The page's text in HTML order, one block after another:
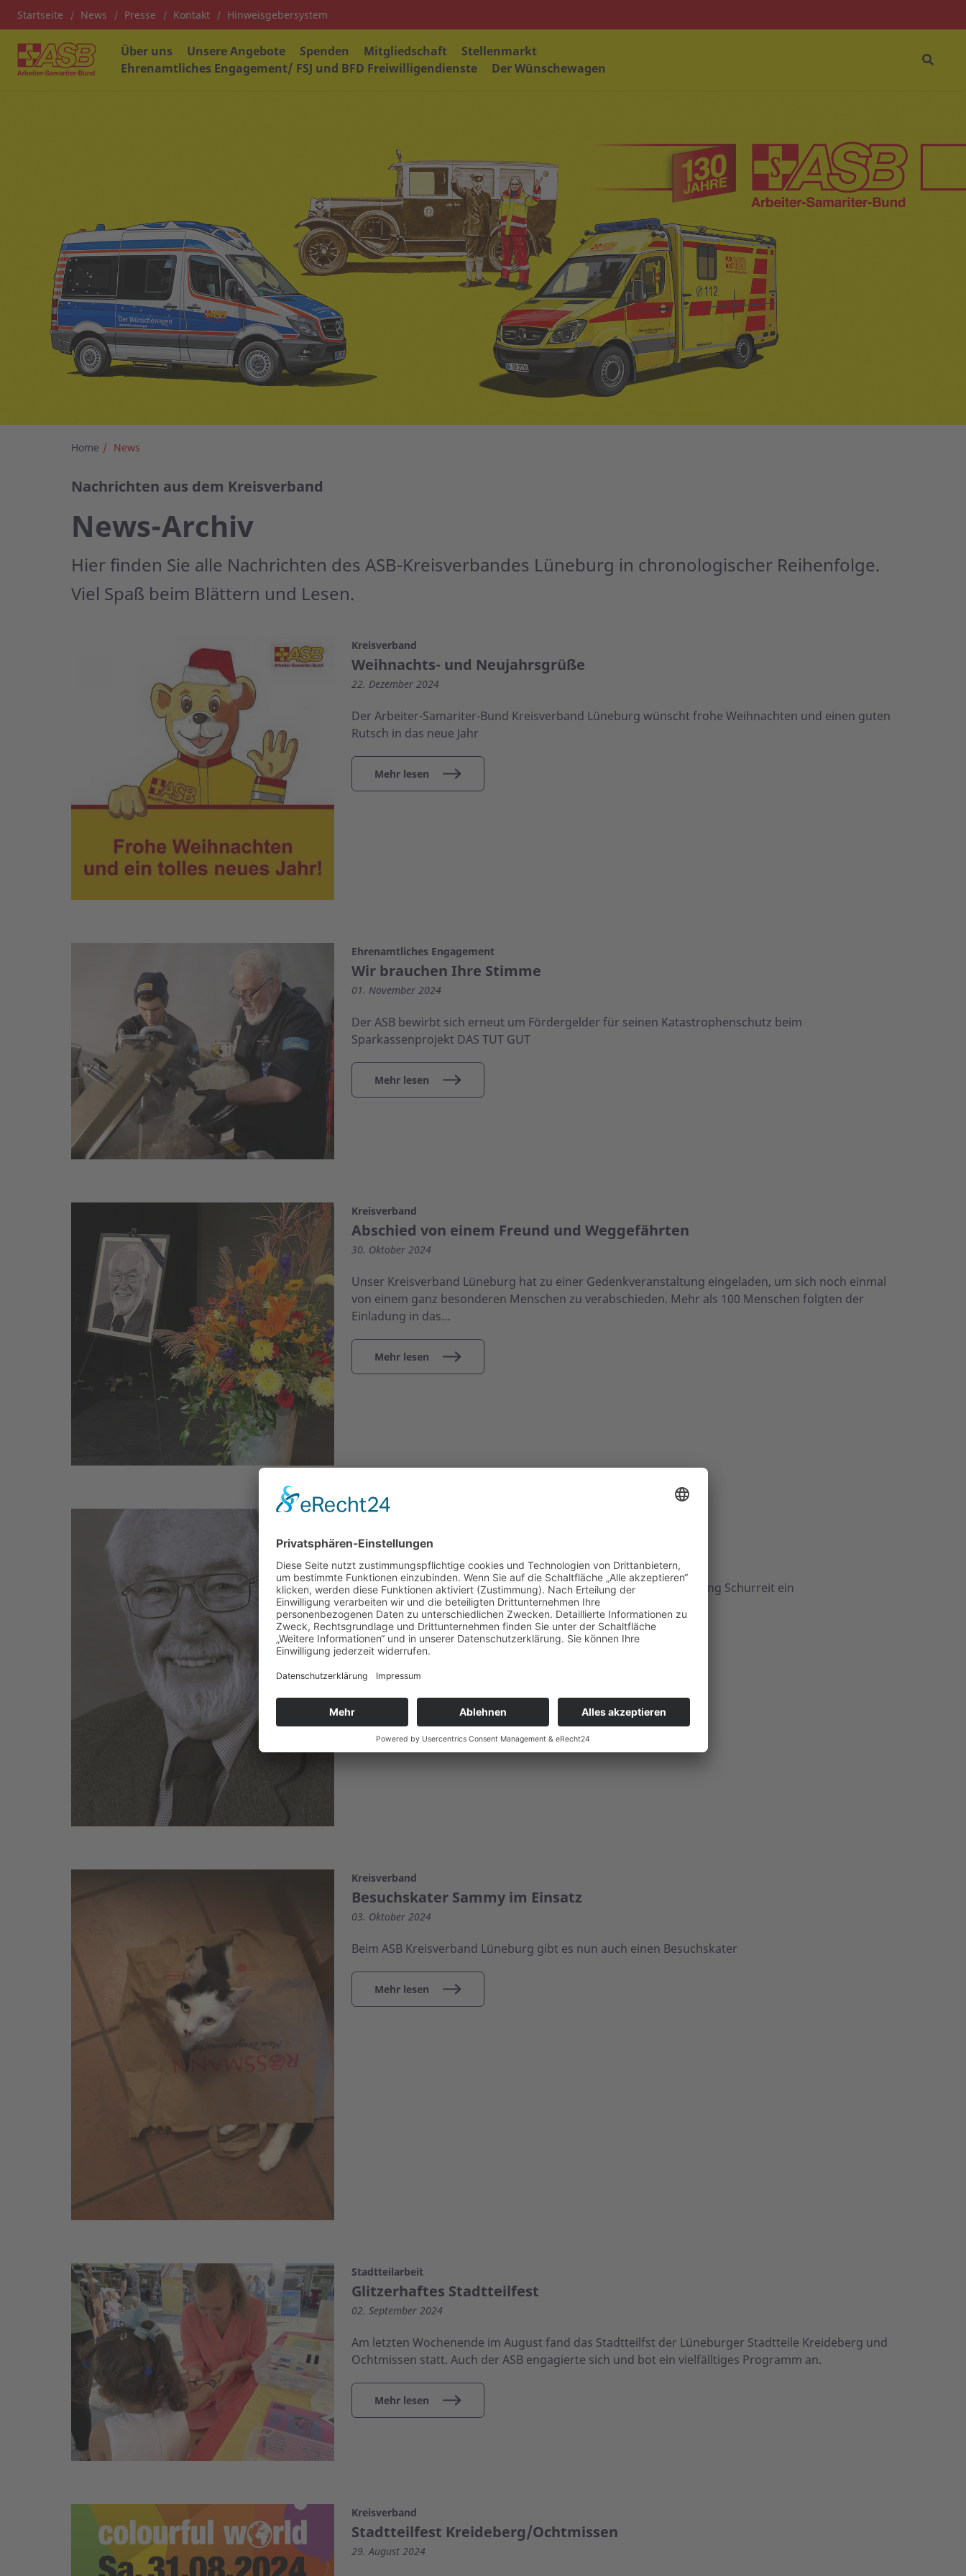
Startseite News Presse Kontakt Hinweisgebersystem
Über uns Unsere Angebote Spenden Mitgliedschaft
Stellenmarkt
Ehrenamtliches Engagement/ FSJ und BFD Freiwilligendienste
Der Wünschewagen
Home News
Nachrichten aus dem Kreisverband
News-Archiv
Hier finden Sie alle Nachrichten des ASB-Kreisverbandes Lüneburg in chronologischer Reihenfolge.
Viel Spaß beim Blättern und Lesen.
Kreisverband
Weihnachts- und Neujahrsgrüße
22. Dezember 2024
Der Arbeiter-Samariter-Bund Kreisverband Lüneburg wünscht frohe Weihnachten und einen guten
Rutsch in das neue Jahr
Mehr lesen
Ehrenamtliches Engagement
Wir brauchen Ihre Stimme
01. November 2024
Der ASB bewirbt sich erneut um Fördergelder für seinen Katastrophenschutz beim
Sparkassenprojekt DAS TUT GUT
Mehr lesen
Kreisverband
Abschied von einem Freund und Weggefährten
30. Oktober 2024
Unser Kreisverband Lüneburg hat zu einer Gedenkveranstaltung eingeladen, um sich noch einmal
von einem ganz besonderen Menschen zu verabschieden. Mehr als 100 Menschen folgten der
Einladung in das…
Mehr lesen
Kreisverband
Einladung zum Gedenken an Wolfgang Schurreit
Wir laden zur Gedenkfeier an unseren Ehrenvorsitzenden Wolfgang Schurreit ein
Mehr lesen
Kreisverband
Besuchskater Sammy im Einsatz
03. Oktober 2024
Beim ASB Kreisverband Lüneburg gibt es nun auch einen Besuchskater
Mehr lesen
Stadtteilarbeit
Glitzerhaftes Stadtteilfest
02. September 2024
Am letzten Wochenende im August fand das Stadtteilfst der Lüneburger Stadtteile Kreideberg und
Ochtmissen statt. Auch der ASB engagierte sich und bot ein vielfälltiges Programm an.
Mehr lesen
Kreisverband
Stadtteilfest Kreideberg/Ochtmissen
29. August 2024